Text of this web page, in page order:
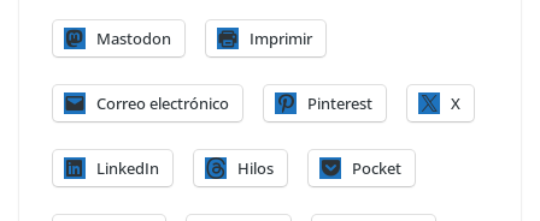
Mastodon Imprimir
Correo electrónico Pinterest X
LinkedIn Hilos Pocket